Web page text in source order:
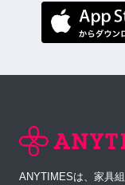
ANYTIMESは、家具